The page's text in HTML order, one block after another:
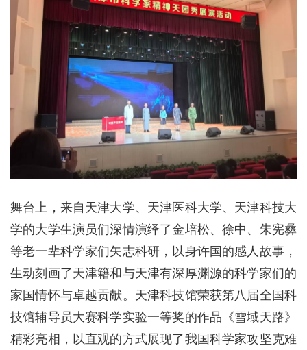
舞台上，来自天津大学、天津医科大学、天津科技大
学的大学生演员们深情演绎了金培松、徐中、朱宪彝
等老一辈科学家们矢志科研，以身许国的感人故事，
生动刻画了天津籍和与天津有深厚渊源的科学家们的
家国情怀与卓越贡献。天津科技馆荣获第八届全国科
技馆辅导员大赛科学实验一等奖的作品《雪域天路》
精彩亮相，以直观的方式展现了我国科学家攻坚克难